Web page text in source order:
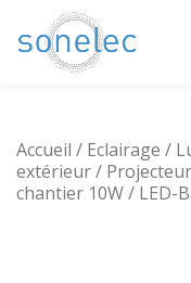
Aller
Accueil / Eclairage /
extérieur/
chantier 10W / LED-